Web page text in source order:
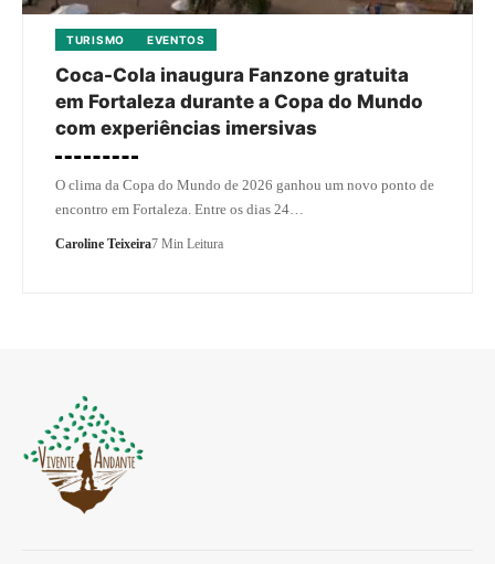
TURISMO EVENTOS
Coca-Cola inaugura Fanzone gratuita
em Fortaleza durante a Copa do Mundo
com experiências imersivas
O clima da Copa do Mundo de 2026 ganhou um novo ponto de
encontro em Fortaleza. Entre os dias 24…
Caroline Teixeira7 Min Leitura